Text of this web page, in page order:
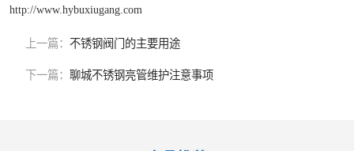
http://www.hybuxiugang.com
上一篇： 不锈钢阀门的主要用途
下一篇： 聊城不锈钢亮管维护注意事项